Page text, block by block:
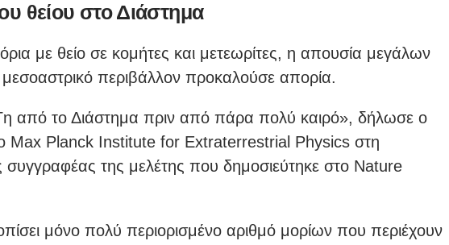
θείου στο Διάστημα
με θείο σε κομήτες και μετεωρίτες, η απουσία μεγάλων
περιβάλλον προκαλούσε απορία.
από το Διάστημα πριν από πάρα πολύ καιρό», δήλωσε ο
Max Planck Institute for Extraterrestrial Physics στη
συγγραφέας της μελέτης που δημοσιεύτηκε στο Nature
μόνο πολύ περιορισμένο αριθμό μορίων που περιέχουν